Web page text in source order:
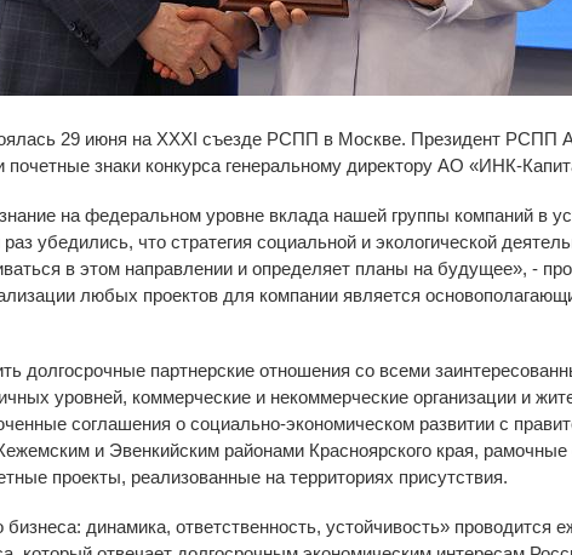
29 июня на XXXI съезде РСПП в Москве. Президент РСПП
почетные знаки конкурса генеральному директору АО «ИНК-
на федеральном уровне вклада нашей группы компаний в
убедились, что стратегия социальной и экологической
в этом направлении и определяет планы на будущее», -
любых проектов для компании является
долгосрочные партнерские отношения со всеми
уровней, коммерческие и некоммерческие организации и
соглашения о социально-экономическом развитии с
и Эвенкийским районами Красноярского края,
проекты, реализованные на территориях присутствия.
динамика, ответственность, устойчивость» проводится